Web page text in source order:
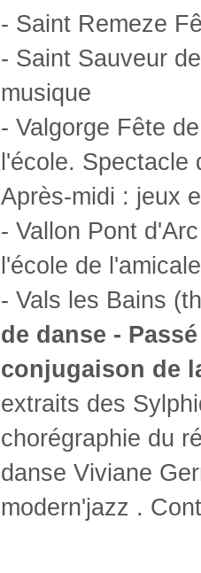
- Saint Remeze
- Saint Sauveur
musique
- Valgorge Fête
l'école. Spectacle
Après-midi : jeux
- Vallon Pont
l'école de
- Vals les Bains
de danse -
conjugaison de
extraits des
chorégraphie du
danse Viviane
modern'jazz .